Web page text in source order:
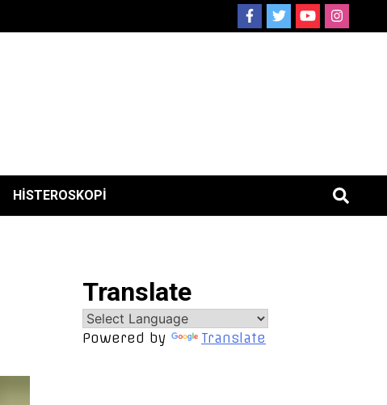
HISTEROSKOPI
Translate
Powered by Translate